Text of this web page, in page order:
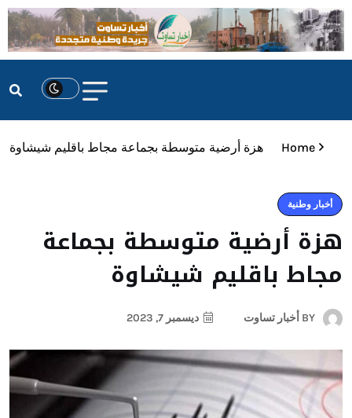
Home هزة أرضية متوسطة بجماعة مجاط باقليم شيشاوة
أخبار وطنية
هزة أرضية متوسطة بجماعة
مجاط باقليم شيشاوة
BY أخبار تساوت ديسمبر 7, 2023